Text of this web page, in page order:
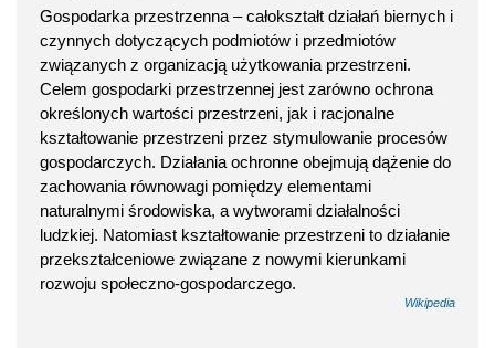
Gospodarka przestrzenna – całokształt działań biernych i
czynnych dotyczących podmiotów i przedmiotów
związanych z organizacją użytkowania przestrzeni.
Celem gospodarki przestrzennej jest zarówno ochrona
określonych wartości przestrzeni, jak i racjonalne
kształtowanie przestrzeni przez stymulowanie procesów
gospodarczych. Działania ochronne obejmują dążenie do
zachowania równowagi pomiędzy elementami
naturalnymi środowiska, a wytworami działalności
ludzkiej. Natomiast kształtowanie przestrzeni to działanie
przekształceniowe związane z nowymi kierunkami
rozwoju społeczno-gospodarczego.
Wikipedia